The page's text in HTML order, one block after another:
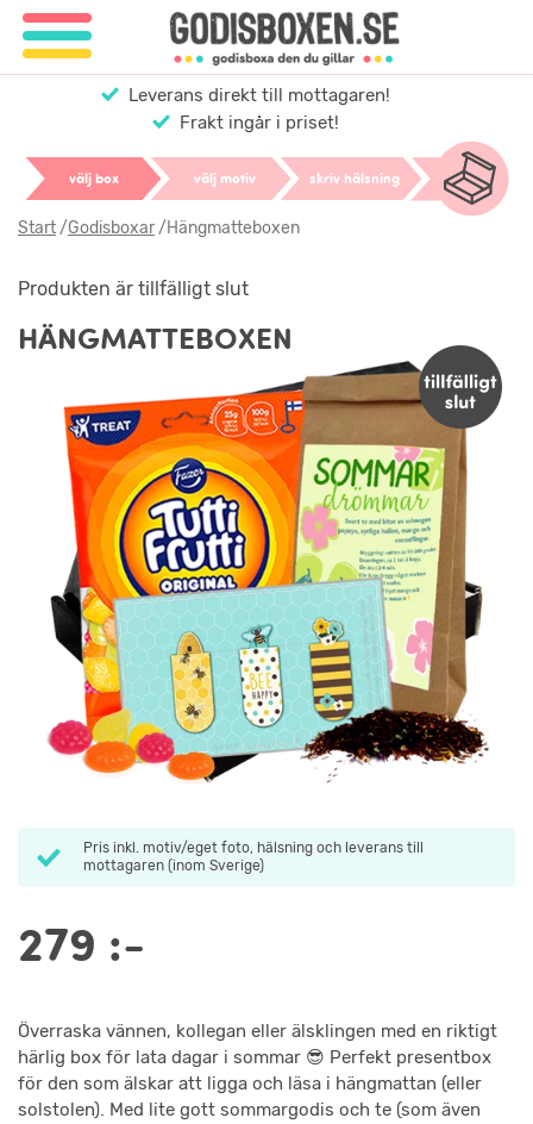
Leverans direkt till mottagaren!
Frakt ingår i priset!
välj box välj motiv skriv hälsning
Start/Godisboxar/Hängmatteboxen
HÄNGMATTEBOXEN
Överraska vännen, kollegan eller älsklingen med en riktigt
härlig box för lata dagar i sommar 😎 Perfekt presentbox
för den som älskar att ligga och läsa i hängmattan (eller
solstolen). Med lite gott sommargodis och te (som även
Pris inkl. motiv/eget foto, hälsning och leverans till
mottagaren (inom Sverige)
279 :-
Produkten är tillfälligt slut